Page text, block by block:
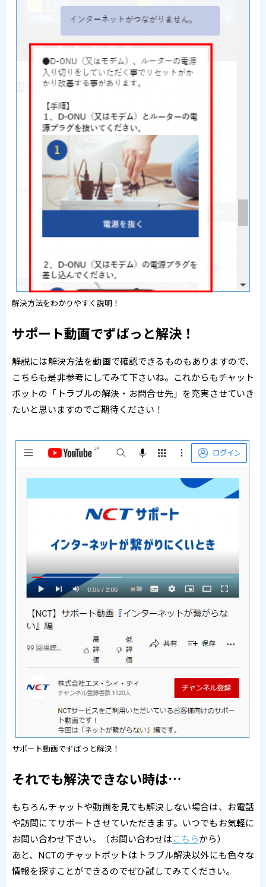
解決方法をわかりやすく説明！
サポート動画でずばっと解決！
解説には解決方法を動画で確認できるものもありますので、
こちらも是非参考にしてみて下さいね。これからもチャット
ボットの「トラブルの解決・お問合せ先」を充実させていき
たいと思いますのでご期待ください！
サポート動画でずばっと解決！
それでも解決できない時は…
もちろんチャットや動画を見ても解決しない場合は、お電話
や訪問にてサポートさせていただきます。いつでもお気軽に
お問い合わせ下さい。（お問い合わせはこちらから）
あと、NCTのチャットボットはトラブル解決以外にも色々な
情報を探すことができるのでぜひ試してみてください。